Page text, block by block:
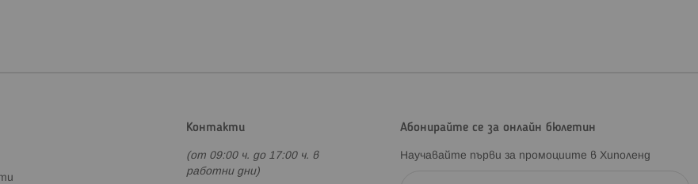
Контакти
(от 09:00 ч. до 17:00 ч. в
работни дни)
Абонирайте се за онлайн бюлетин
Научавайте първи за промоциите в Хиполенд